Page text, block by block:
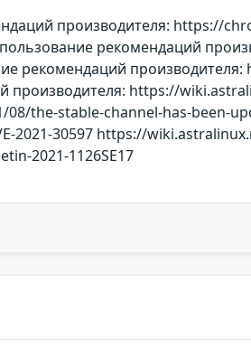
производителя: https://
рекомендаций
рекомендаций
производителя: https://
the-stable-channel-has-been-
30597 https://
2021-1126SE17